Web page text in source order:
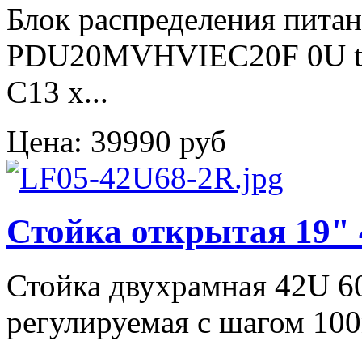
Блок распределения
PDU20MVHVIEC20F 0U
C13 x...
Цена: 39990 руб
Стойка открытая
Стойка двухрамная 42U
регулируемая с шагом